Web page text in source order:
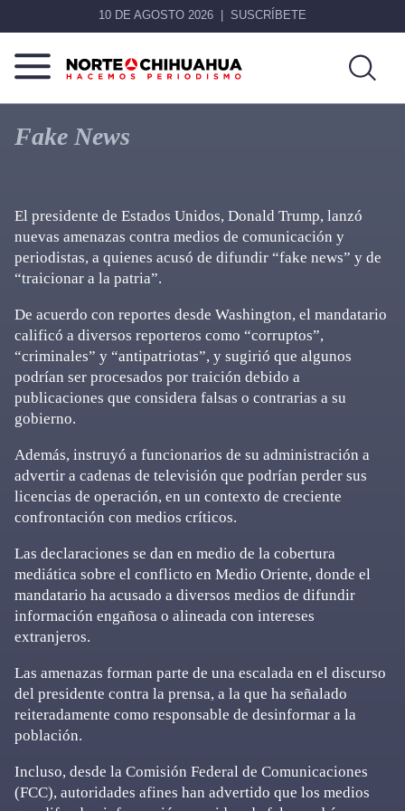
10 DE AGOSTO 2026 SUSCRÍBETE
Norte
De
Chihuahua
Más
que
noticias,
Fake News
El presidente de Estados Unidos, Donald Trump, lanzó
nuevas amenazas contra medios de comunicación y
periodistas, a quienes acusó de difundir “fake news” y de
“traicionar a la patria”.
De acuerdo con reportes desde Washington, el mandatario
calificó a diversos reporteros como “corruptos”,
“criminales” y “antipatriotas”, y sugirió que algunos
podrían ser procesados por traición debido a
publicaciones que considera falsas o contrarias a su
gobierno.
Además, instruyó a funcionarios de su administración a
advertir a cadenas de televisión que podrían perder sus
licencias de operación, en un contexto de creciente
confrontación con medios críticos.
Las declaraciones se dan en medio de la cobertura
mediática sobre el conflicto en Medio Oriente, donde el
mandatario ha acusado a diversos medios de difundir
información engañosa o alineada con intereses
extranjeros.
Las amenazas forman parte de una escalada en el discurso
del presidente contra la prensa, a la que ha señalado
reiteradamente como responsable de desinformar a la
población.
Incluso, desde la Comisión Federal de Comunicaciones
(FCC), autoridades afines han advertido que los medios